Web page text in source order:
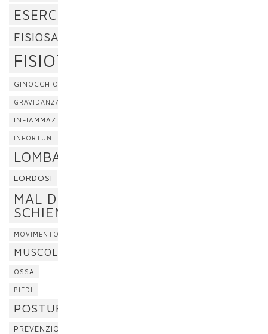
ESERCIZI
FISIOSAN
FISIOTERAPIA
GINOCCHIO
GRAVIDANZA
INFIAMMAZIONE
INFORTUNI
LOMBALGIA
LORDOSI
MAL DI
SCHIENA
MOVIMENTO
MUSCOLI
OSSA
PIEDI
POSTURA
PREVENZIONE